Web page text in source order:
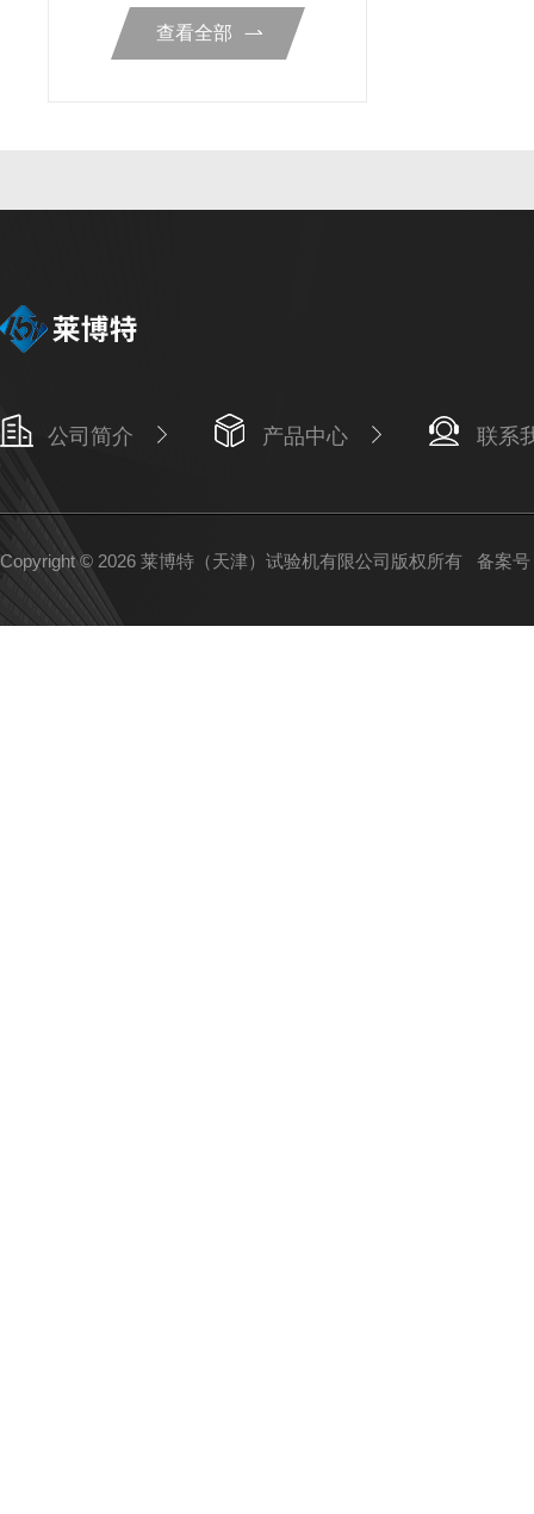
查看全部
公司简介 产品中心 联系
Copyright © 2026 莱博特（天津）试验机有限公司版权所有 备案号